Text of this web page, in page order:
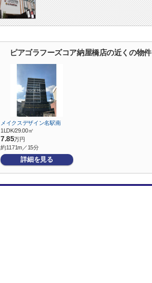
ピアゴラフーズコア納屋橋店の近くの物件
メイクスデザイン名駅南
1LDK/29.00㎡
7.85万円
約1171m／15分
詳細を見る